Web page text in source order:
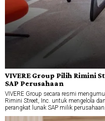
VIVERE Group Pilih Rimini
SAP Perusahaan
VIVERE Group secara resmi
Rimini Street, Inc. untuk mengelola
perangkat lunak SAP milik perusahaan.